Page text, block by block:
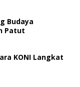
Budaya
Patut
KONI Langkat